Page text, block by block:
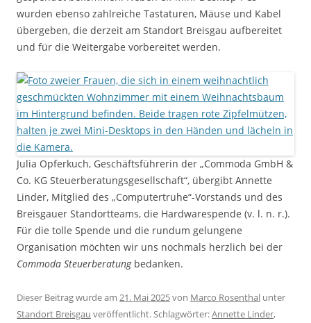
wurden ebenso zahlreiche Tastaturen, Mäuse und Kabel
übergeben, die derzeit am Standort Breisgau aufbereitet
und für die Weitergabe vorbereitet werden.
Julia Opferkuch, Geschäftsführerin der „Commoda GmbH &
Co. KG Steuerberatungsgesellschaft“, übergibt Annette
Linder, Mitglied des „Computertruhe“-Vorstands und des
Breisgauer Standortteams, die Hardwarespende (v. l. n. r.).
Für die tolle Spende und die rundum gelungene
Organisation möchten wir uns nochmals herzlich bei der
Commoda Steuerberatungbedanken.
Dieser Beitrag wurde am 21. Mai 2025von Marco Rosenthal unter
Standort Breisgau veröffentlicht. Schlagwörter:Annette Linder,